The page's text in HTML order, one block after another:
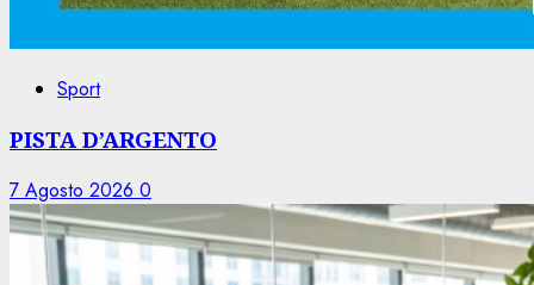
Sport
PISTA D’ARGENTO
7 Agosto 2026 0